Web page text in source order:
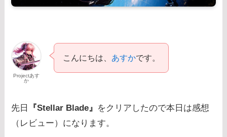
Projectあす
か
こんにちは、 あすかです。
先日 『Stellar Blade』 をクリアしたので本日は感想
（レビュー）になります。